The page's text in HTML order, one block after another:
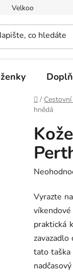
Velkoobchod
Domů
/
hnědá
Průměrné
produktu
je
0,0
z
5
hvězdiček.
Vyrazte
praktická
tato taška